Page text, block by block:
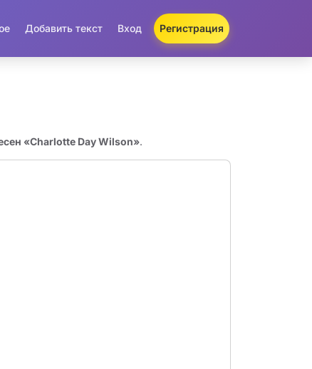
Добавить текст Вход Регистрация
«Charlotte Day Wilson».